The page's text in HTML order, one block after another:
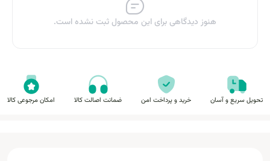
هنوز دیدگاهی برای این محصول ثبت نشده است.
تحویل سریع و آسان خرید و پرداخت امن ضمانت اصالت کالا امکان مرجوعی کالا